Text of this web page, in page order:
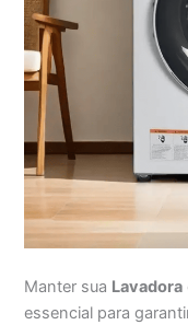
Manter sua Lavadora
essencial para